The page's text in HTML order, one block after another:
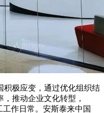
积极应变，通过优化组织结
推动企业文化转型，
作日常。安斯泰来中国